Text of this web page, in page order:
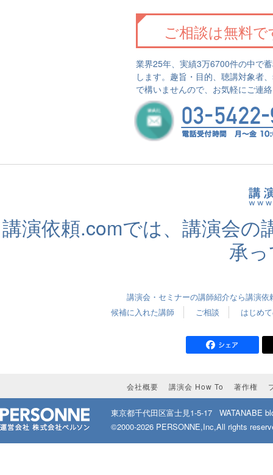
ご相談は無料で
業界25年、実績3万6700件の中で
します。趣旨・目的、聴講対象者
で構いませんので、お気軽にご連
講演依頼.comでは、講演会の
承
講演会・セミナーの講師紹介なら講演依
候補に入れた講師
ご相談 はじめ
会社概要 講演会 How To 著作権
東京都千代田区富士見1-5-17
WATANABE
©2000-2026 PERSONNE,Inc,All rights